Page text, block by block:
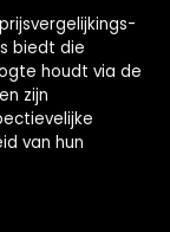
biedt die
houdt via de
zijn
van hun